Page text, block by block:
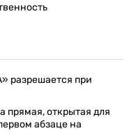
разрешается при
прямая, открытая для
абзаце на